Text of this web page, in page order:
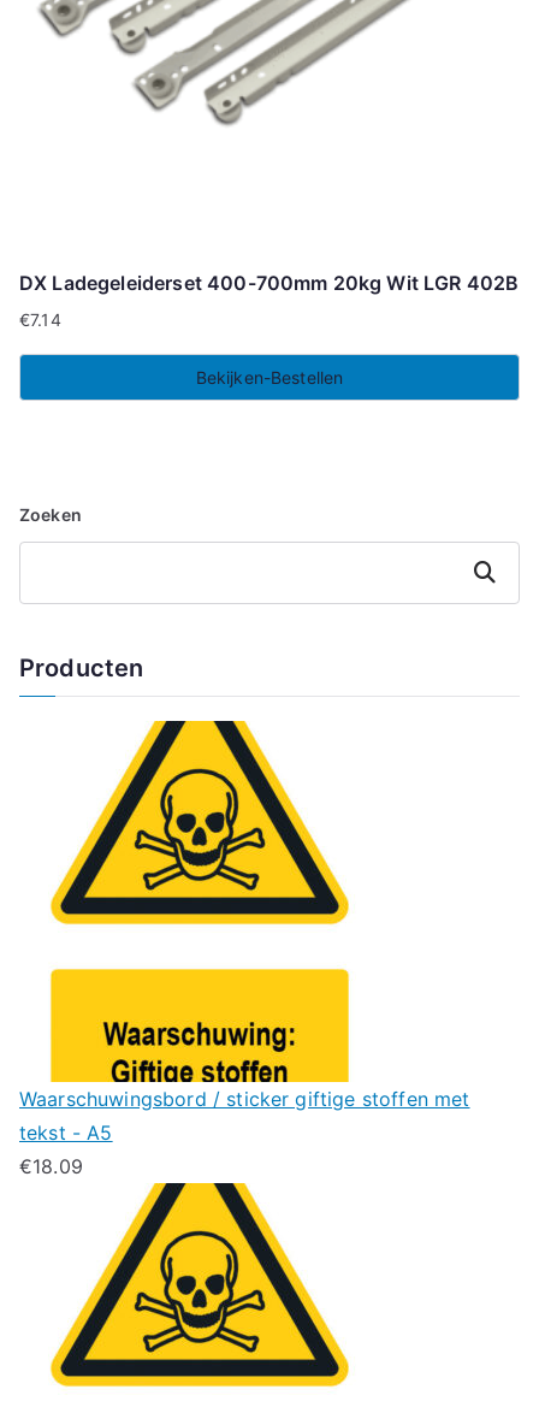
DX Ladegeleiderset 400-700mm 20kg Wit LGR 402B
€7.14
Bekijken-Bestellen
Zoeken
Zoeken
Producten
Waarschuwingsbord / sticker giftige stoffen met
tekst - A5
€18.09